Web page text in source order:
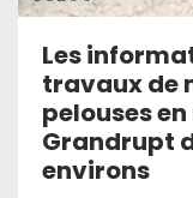
Les
travaux de
pelouses
Grandrupt
environs